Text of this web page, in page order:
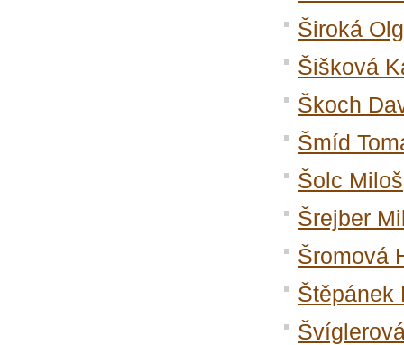
Široká
Šišková
Škoch
Šmíd
Šolc Miloš
Šrejber
Šromová
Štěpánek